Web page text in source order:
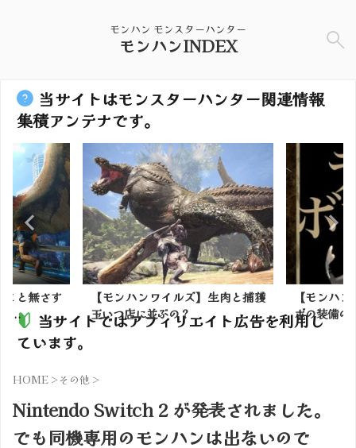
モンハン モンスターハンター
モンハンINDEX
当サイトはモンスターハンター関連情報
集積アンテナです。
と無さす
...
【モンハンワイルズ】生肉と捕獲
玉いつ店に並ぶの？
【モンハ
ボの装備の
当サイトではアフィリエイト広告を利用し
ています。
HOME >その他 >
Nintendo Switch 2 が発表されました。
でも同機専用のモンハンは出ないので